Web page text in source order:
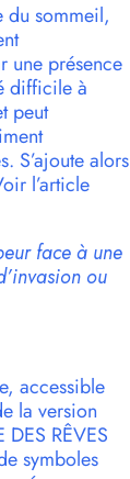
du sommeil,
une présence
difficile à
peut
S’ajoute alors
l’article
face à une
ou
accessible
la version
RÊVES
symboles